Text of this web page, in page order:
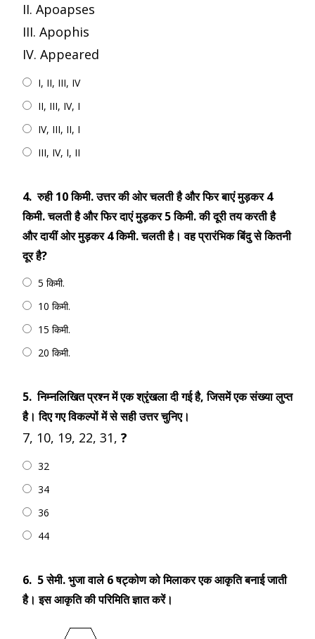
II. Apoapses
III. Apophis
IV. Appeared
I, II, III, IV
II, III, IV, I
IV, III, II, I
III, IV, I, II
4. रुही 10 किमी. उत्तर की ओर चलती है और फिर बाएं मुड़कर 4
किमी. चलती है और फिर दाएं मुड़कर 5 किमी. की दूरी तय करती है
और दायीं ओर मुड़कर 4 किमी. चलती है। वह प्रारंभिक बिंदु से कितनी
दूर है?
5 किमी.
10 किमी.
15 किमी.
20 किमी.
5. निम्नलिखित प्रश्न में एक श्रृंखला दी गई है, जिसमें एक संख्या लुप्त
है। दिए गए विकल्पों में से सही उत्तर चुनिए।
7, 10, 19, 22, 31, ?
32
34
36
44
6. 5 सेमी. भुजा वाले 6 षट्कोण को मिलाकर एक आकृति बनाई जाती
है। इस आकृति की परिमिति ज्ञात करें।